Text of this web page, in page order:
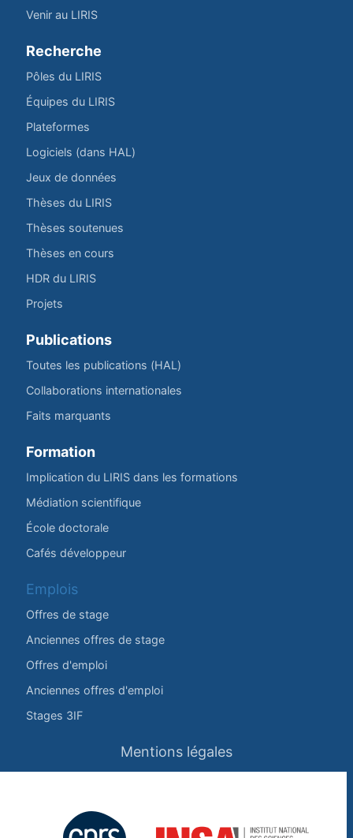
Venir au LIRIS
Recherche
Pôles du LIRIS
Équipes du LIRIS
Plateformes
Logiciels (dans HAL)
Jeux de données
Thèses du LIRIS
Thèses soutenues
Thèses en cours
HDR du LIRIS
Projets
Publications
Toutes les publications (HAL)
Collaborations internationales
Faits marquants
Formation
Implication du LIRIS dans les formations
Médiation scientifique
École doctorale
Cafés développeur
Emplois
Offres de stage
Anciennes offres de stage
Offres d'emploi
Anciennes offres d'emploi
Stages 3IF
Mentions légales